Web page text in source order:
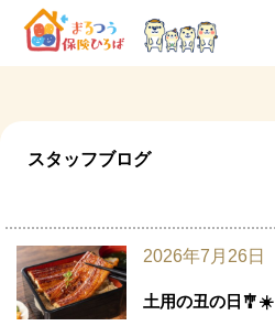
スタッフブログ
2026年7月26日
土用の丑の日🎐☀️